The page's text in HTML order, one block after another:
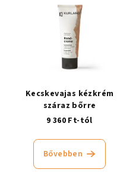
Kecskevajas kézkrém
száraz bőrre
9 360 Ft-tól
Bővebben